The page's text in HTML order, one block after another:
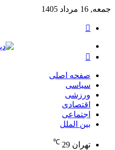
جمعه, 16 مرداد 1405
صفحه اصلی
سیاسی
ورزشی
اقتصادی
اجتماعی
بین الملل
تهران 29
℃